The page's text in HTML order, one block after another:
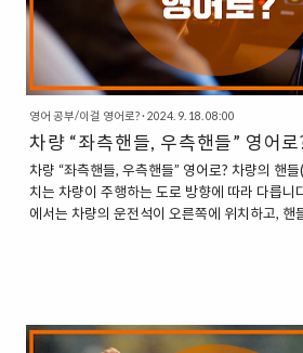
영어 공부/이걸 영어로?· 2024. 9. 18. 08:00
차량 “좌측핸들, 우측핸들” 영어로
차량 “좌측핸들, 우측핸들” 영어로? 차량의 핸
치는 차량이 주행하는 도로 방향에 따라 다릅니
에서는 차량의 운전석이 오른쪽에 위치하고, 핸
석은 좌측에 위치합니다. Left-Hand Drive
템 “This car has a left-hand drive system.” (